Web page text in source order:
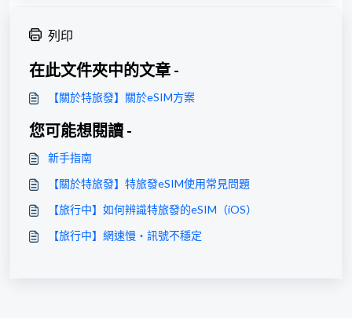
列印
在此文件夾中的文章 -
【關於特旅發】關於eSIM方案
您可能想閱讀 -
新手指南
【關於特旅發】特旅發eSIM使用常見問題
【旅行中】如何辨識特旅發的eSIM（iOS）
【旅行中】網速慢・訊號不穩定